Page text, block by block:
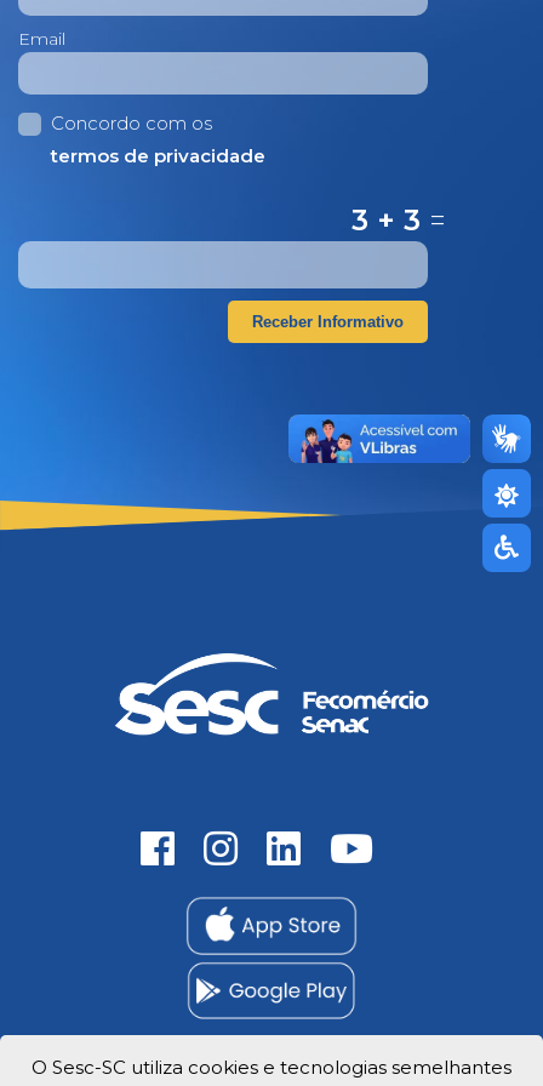
Email
Concordo com os
termos de privacidade
3 + 3 =
Receber Informativo
O Sesc-SC utiliza cookies e tecnologias semelhantes